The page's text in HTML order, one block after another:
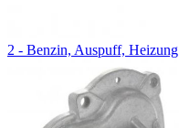
2 - Benzin, Auspuff, Heizung